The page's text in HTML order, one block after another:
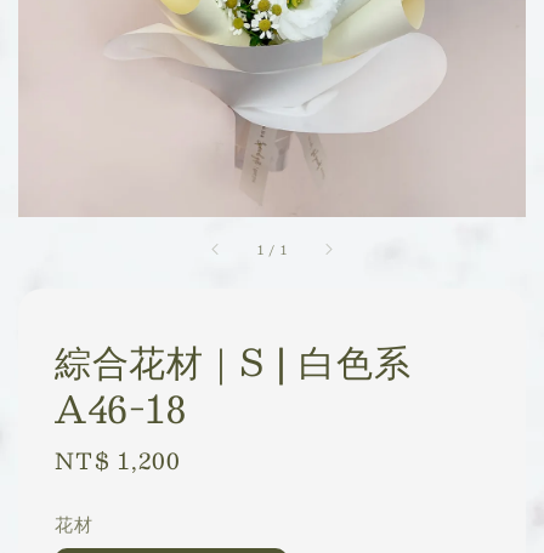
1 / 1
綜合花材｜S | 白色系
A46-18
Regular
NT$ 1,200
花材